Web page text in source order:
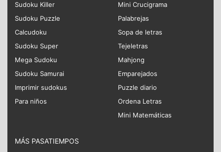
Sudoku Killer
Sudoku Puzzle
Calcudoku
Sudoku Super
Mega Sudoku
Sudoku Samurai
Imprimir sudokus
Para niños
Mini Crucigrama
Palabrejas
Sopa de letras
Tejeletras
Mahjong
Emparejados
Puzzle diario
Ordena Letras
Mini Matemáticas
MÁS PASATIEMPOS